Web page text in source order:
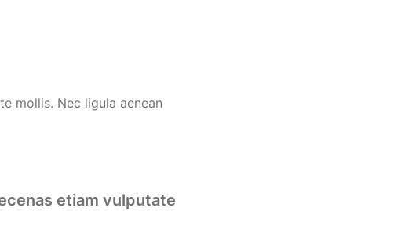
mollis. Nec ligula aenean
etiam vulputate